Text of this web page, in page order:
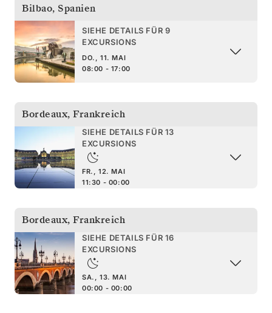
Bilbao, Spanien
SIEHE DETAILS FÜR 9
EXCURSIONS
DO., 11. MAI
08:00 - 17:00
Bordeaux, Frankreich
SIEHE DETAILS FÜR 13
EXCURSIONS
FR., 12. MAI
11:30 - 00:00
Bordeaux, Frankreich
SIEHE DETAILS FÜR 16
EXCURSIONS
SA., 13. MAI
00:00 - 00:00